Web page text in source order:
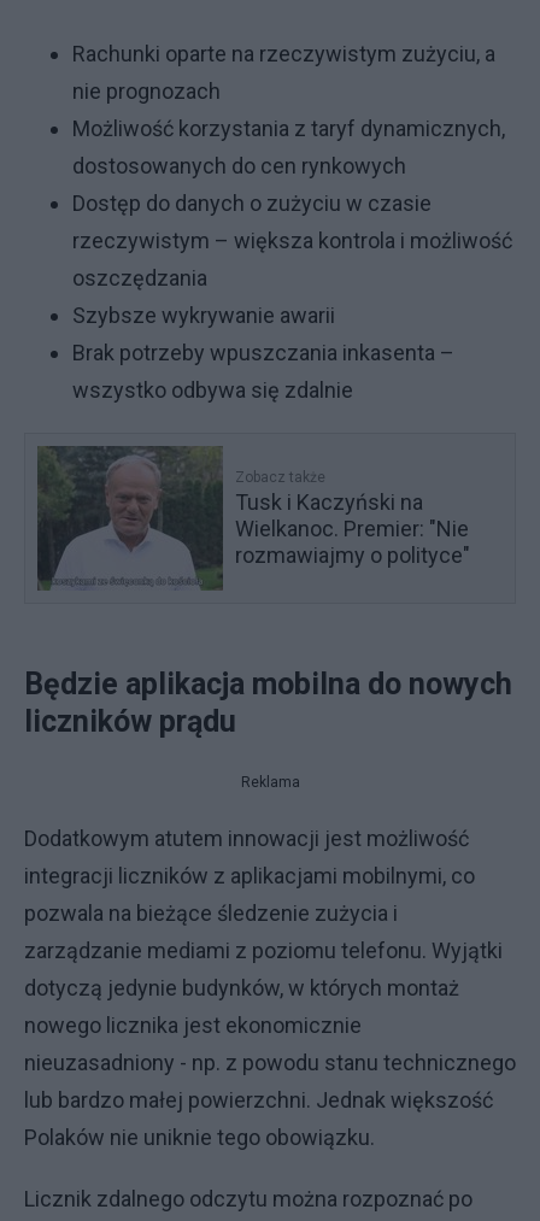
Rachunki oparte na rzeczywistym zużyciu, a
nie prognozach
Możliwość korzystania z taryf dynamicznych,
dostosowanych do cen rynkowych
Dostęp do danych o zużyciu w czasie
rzeczywistym – większa kontrola i możliwość
oszczędzania
Szybsze wykrywanie awarii
Brak potrzeby wpuszczania inkasenta –
wszystko odbywa się zdalnie
Zobacz także
Tusk i Kaczyński na
Wielkanoc. Premier: "Nie
rozmawiajmy o polityce"
Będzie aplikacja mobilna do nowych
liczników prądu
Reklama
Dodatkowym atutem innowacji jest możliwość
integracji liczników z aplikacjami mobilnymi, co
pozwala na bieżące śledzenie zużycia i
zarządzanie mediami z poziomu telefonu. Wyjątki
dotyczą jedynie budynków, w których montaż
nowego licznika jest ekonomicznie
nieuzasadniony - np. z powodu stanu technicznego
lub bardzo małej powierzchni. Jednak większość
Polaków nie uniknie tego obowiązku.
Licznik zdalnego odczytu można rozpoznać po